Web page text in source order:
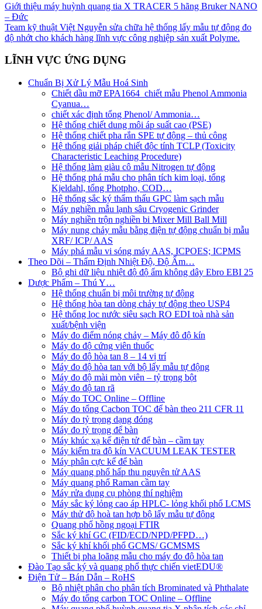
Giới thiệu máy huỳnh quang tia X TRACER 5 hãng Bruker NANO
– Đức
Team kỹ thuật Việt Nguyễn sửa chữa hệ thống lấy mẫu tự động đo
độ nhớt cho khách hàng lĩnh vực công nghiệp sản xuất Polyme.
LĨNH VỰC ỨNG DỤNG
Chuẩn Bị Xử Lý Mẫu Hoá Sinh
Chiết dầu mỡ EPA1664_chiết mẫu Phenol Ammonia
Cyanua…
chiết xác định tổng Phenol/ Ammonia…
Hệ thống chiết dung môi áp suất cao (PSE)
Hệ thống chiết pha rắn SPE tự động – thủ công
Hệ thống giải pháp chiết độc tính TCLP (Toxicity
Characteristic Leaching Procedure)
Hệ thống làm giàu cô mẫu Nitrogen tự động
Hệ thống phá mẫu cho phân tích kim loại, tổng
Kjeldahl, tổng Photpho, COD…
Hệ thống sắc ký thẩm thấu GPC làm sạch mẫu
Máy nghiền mẫu lạnh sâu Cryogenic Grinder
Máy nghiền trộn nghiền bi Mixer Mill Ball Mill
Máy nung chảy mẫu bằng điện tự động chuẩn bị mẫu
XRF/ ICP/ AAS
Máy phá mẫu vi sóng máy AAS, ICPOES; ICPMS
Theo Dõi – Thẩm Định Nhiệt Độ, Độ Ẩm…
Bộ ghi dữ liệu nhiệt độ độ ẩm không dây Ebro EBI 25
Dược Phẩm – Thú Y…
Hệ thống chuẩn bị môi trường tự động
Hệ thống hòa tan dòng chảy tự động theo USP4
Hệ thống lọc nước siêu sạch RO EDI​​ toà nhà sản
xuất/bệnh viện
Máy đo điểm nóng chảy – Máy đô độ kín
Máy đo độ cứng viên thuốc
Máy đo độ hòa tan 8 – 14 vị trí
Máy đo độ hòa tan với bộ lấy mẫu tự động
Máy đo độ mài mòn viên – tỷ trọng bột
Máy đo độ tan rã
Máy đo TOC Online – Offline
Máy đo tổng Cacbon TOC để bàn theo 211 CFR 11
Máy đo tỷ trọng dạng đóng
Máy đo tỷ trọng để bàn
Máy khúc xạ kế điện tử để bàn – cầm tay
Máy kiểm tra độ kín VACUUM LEAK TESTER
Máy phân cực kế để bàn
Máy quang phổ hấp thu nguyên tử AAS
Máy quang phổ Raman cầm tay
Máy rửa dụng cụ phòng thí nghiệm
Máy sắc ký lỏng cao áp HPLC- lỏng khối phổ LCMS
Máy thử độ hoà tan hợp bộ lấy mẫu tự động
Quang phổ hồng ngoại FTIR
Sắc ký khí GC (FID/ECD/NPD/PFPD…)
Sắc ký khí khối phổ GCMS/ GCMSMS
Thiết bị pha loãng mẫu cho máy đo độ hòa tan
Đào Tạo sắc ký và quang phổ thực chiến vietEDU®
Điện Tử – Bán Dẫn – RoHS
Bộ nhiệt phân cho phân tích Brominated và Phthalate
Máy đo tổng carbon TOC Online – Offline